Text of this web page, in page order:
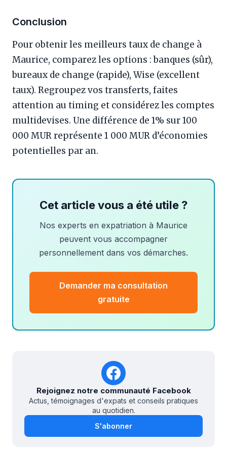
Conclusion
Pour obtenir les meilleurs taux de change à
Maurice, comparez les options : banques (sûr),
bureaux de change (rapide), Wise (excellent
taux). Regroupez vos transferts, faites
attention au timing et considérez les comptes
multidevises. Une différence de 1% sur 100
000 MUR représente 1 000 MUR d’économies
potentielles par an.
Cet article vous a été utile ?
Nos experts en expatriation à Maurice
peuvent vous accompagner
personnellement dans vos démarches.
Demander ma consultation
gratuite
Rejoignez notre communauté Facebook
Actus, témoignages d'expats et conseils pratiques
au quotidien.
S'abonner